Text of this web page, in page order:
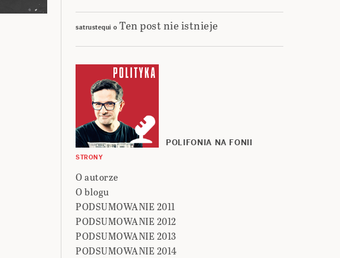
satrustequi o Ten post nie istnieje
POLIFONIA NA FONII
STRONY
O autorze
O blogu
PODSUMOWANIE 2011
PODSUMOWANIE 2012
PODSUMOWANIE 2013
PODSUMOWANIE 2014